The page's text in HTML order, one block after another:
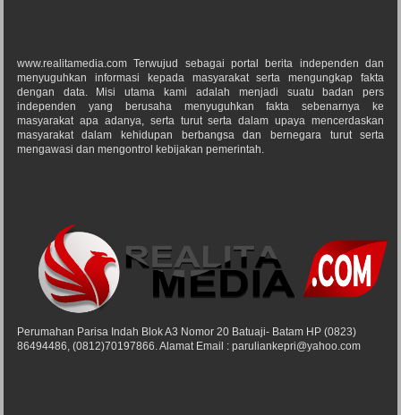
www.realitamedia.com Terwujud sebagai portal berita independen dan
menyuguhkan informasi kepada masyarakat serta mengungkap fakta
dengan data. Misi utama kami adalah menjadi suatu badan pers
independen yang berusaha menyuguhkan fakta sebenarnya ke
masyarakat apa adanya, serta turut serta dalam upaya mencerdaskan
masyarakat dalam kehidupan berbangsa dan bernegara turut serta
mengawasi dan mengontrol kebijakan pemerintah.
Perumahan Parisa Indah Blok A3 Nomor 20 Batuaji- Batam HP (0823)
86494486, (0812)70197866. Alamat Email : paruliankepri@yahoo.com